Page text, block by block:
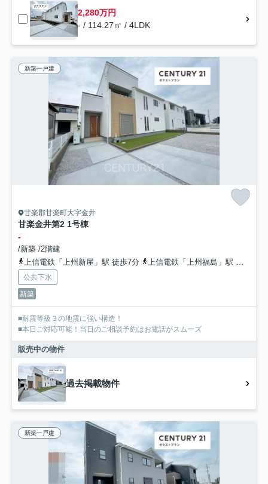
2,280万円
- / 114.27㎡ / 4LDK
新築一戸建
甘楽郡甘楽町大字金井
甘楽金井第2 1号棟
-
/新築 /2階建
上信電鉄「上州新屋」駅 徒歩7分
上信電鉄「上州福島」駅 徒歩23分
公共下水
新築
■耐震等級３の地震に強い構造！
■本日ご対応可能！当日のご相談予約はお電話がスムーズ
販売中の物件
過去掲載物件
新築一戸建